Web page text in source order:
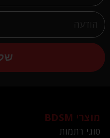
מוצרי BDSM
סוגי רתמות